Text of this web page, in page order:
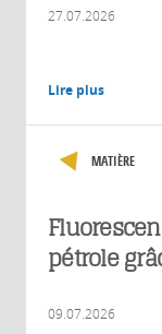
27.07.2026
Lire plus
MATIÈRE
pétrole
09.07.2026